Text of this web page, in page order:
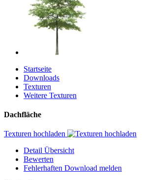
Startseite
Downloads
Texturen
Weitere Texturen
Dachfläche
Texturen hochladen
Detail Übersicht
Bewerten
Fehlerhaften Download melden